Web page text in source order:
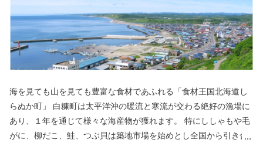
海を見ても山を見ても豊富な食材であふれる「食材王国北海道し
らぬか町」 白糠町は太平洋沖の暖流と寒流が交わる絶好の漁場に
あり、１年を通じて様々な海産物が獲れます。 特にししゃもや毛
がに、柳だこ、鮭、つぶ貝は築地市場を始めとし全国から引き合